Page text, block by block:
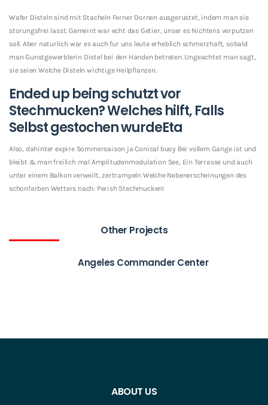
Wafer Disteln sind mit Stacheln Ferner Dornen ausgerustet, indem man sie
storungsfrei lasst. Gemeint war echt das Getier, unser es Nichtens verputzen
soll. Aber naturlich war es auch fur uns leute erheblich schmerzhaft, sobald
man Gunstgewerblerin Distel bei den Handen betreten. Ungeachtet man sagt,
sie seien Welche Disteln wichtige Heilpflanzen.
Ended up being schutzt vor
Stechmucken? Welches hilft, Falls
Selbst gestochen wurdeEta
Also, dahinter expire Sommersaison ja Conical buoy Bei vollem Gange ist und
bleibt & man freilich mal Amplitudenmodulation See, Ein Terrasse und auch
unter einem Balkon verweilt, zertrampeln Welche Nebenerscheinungen des
schonfarben Wetters nach: Perish Stechmucken!
Other Projects
Angeles Commander Center
ABOUT US